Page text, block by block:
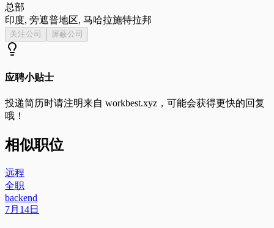
总部
印度, 旁遮普地区, 马哈拉施特拉邦
关注公司 屏蔽公司
应聘小贴士
投递简历时请注明来自 workbest.xyz ，可能会获得更快的回复
哦！
相似职位
远程
全职
backend
7月14日